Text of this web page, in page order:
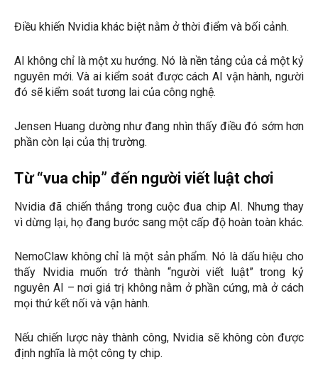
Điều khiến Nvidia khác biệt nằm ở thời điểm và bối cảnh.
AI không chỉ là một xu hướng. Nó là nền tảng của cả một kỷ
nguyên mới. Và ai kiểm soát được cách AI vận hành, người
đó sẽ kiểm soát tương lai của công nghệ.
Jensen Huang dường như đang nhìn thấy điều đó sớm hơn
phần còn lại của thị trường.
Từ “vua chip” đến người viết luật chơi
Nvidia đã chiến thắng trong cuộc đua chip AI. Nhưng thay
vì dừng lại, họ đang bước sang một cấp độ hoàn toàn khác.
NemoClaw không chỉ là một sản phẩm. Nó là dấu hiệu cho
thấy Nvidia muốn trở thành “người viết luật” trong kỷ
nguyên AI – nơi giá trị không nằm ở phần cứng, mà ở cách
mọi thứ kết nối và vận hành.
Nếu chiến lược này thành công, Nvidia sẽ không còn được
định nghĩa là một công ty chip.